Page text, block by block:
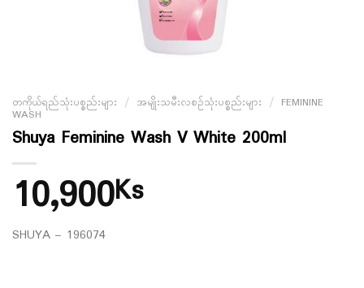
တကိုယ်ရည်သုံးပစ္စည်းများ / အမျိုးသမီးလစဉ်သုံးပစ္စည်းများ / FEMININE
WASH
Shuya Feminine Wash V White 200ml
10,900Ks
SHUYA – 196074